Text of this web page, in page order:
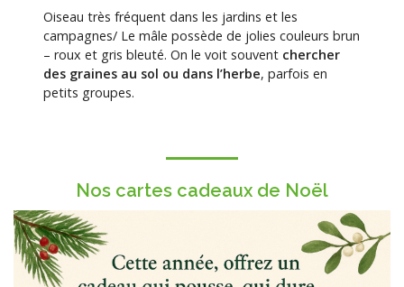
Oiseau très fréquent dans les jardins et les
campagnes/ Le mâle possède de jolies couleurs brun
– roux et gris bleuté. On le voit souvent chercher
des graines au sol ou dans l’herbe, parfois en
petits groupes.
Nos cartes cadeaux de Noël